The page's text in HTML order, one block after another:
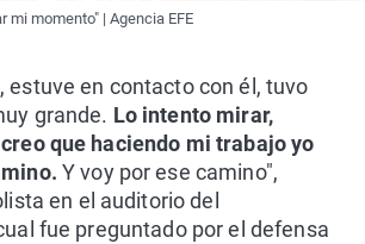
mi momento" | Agencia EFE
estuve en contacto con él, tuvo
grande. Lo intento mirar,
que haciendo mi trabajo yo
Y voy por ese camino",
en el auditorio del
fue preguntado por el defensa